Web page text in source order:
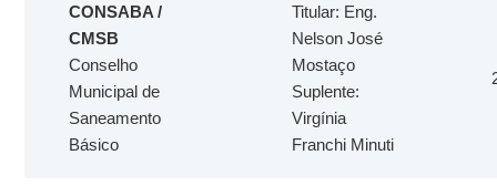
CONSABA /
CMSB
Conselho
Municipal de
Saneamento
Básico
Titular: Eng.
Nelson José
Mostaço
Suplente:
Virgínia
Franchi Minuti